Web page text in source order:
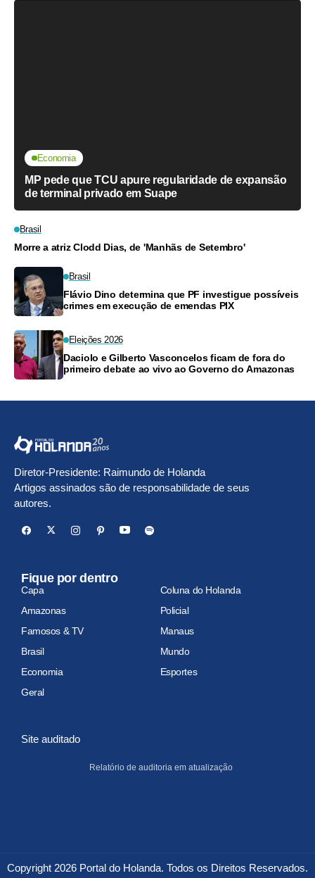
Economia
MP pede que TCU apure regularidade de expansão
de terminal privado em Suape
Brasil
Morre a atriz Clodd Dias, de 'Manhãs de Setembro'
Brasil
Flávio Dino determina que PF investigue possíveis
crimes em execução de emendas PIX
Eleições 2026
Daciolo e Gilberto Vasconcelos ficam de fora do
primeiro debate ao vivo ao Governo do Amazonas
Diretor-Presidente: Raimundo de Holanda
Artigos assinados são de responsabilidade de seus
autores.
Fique por dentro
Capa
Coluna do Holanda
Amazonas
Policial
Famosos & TV
Manaus
Brasil
Mundo
Economia
Esportes
Geral
Site auditado
Relatório de auditoria em atualização
Copyright 2026 Portal do Holanda. Todos os Direitos Reservados.